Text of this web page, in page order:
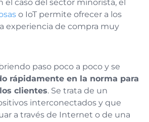
el caso del sector minorista, el
o IoT permite ofrecer a los
experiencia de compra muy
paso poco a poco y se
rápidamente en la norma para
clientes. Se trata de un
interconectados y que
a través de Internet o de una